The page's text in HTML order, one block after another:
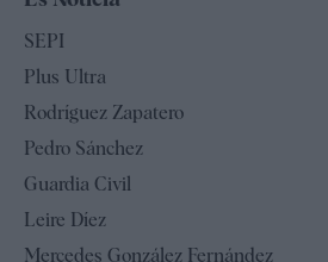
Televisión
SEPI
Plus Ultra
Rodríguez Zapatero
Pedro Sánchez
Guardia Civil
Leire Díez
Mercedes González Fernández